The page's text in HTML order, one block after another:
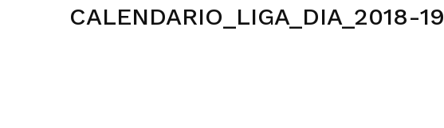
CALENDARIO_LIGA_DIA_2018-19